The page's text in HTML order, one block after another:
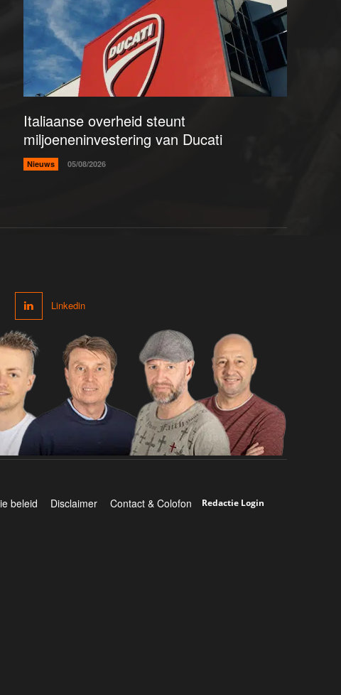
Italiaanse overheid steunt
miljoeneninvestering van Ducati
Nieuws 05/08/2026
Linkedin
beleid Disclaimer Contact & Colofon Redactie Login